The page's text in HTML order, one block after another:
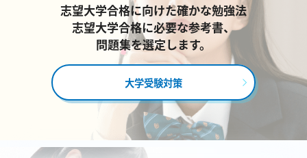
志望大学合格に向けた確かな勉強法
志望大学合格に必要な参考書、
問題集を選定します。
大学受験対策